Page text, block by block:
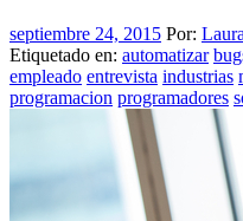
septiembre 24, 2015 Por:
Etiquetado en: automatizar
empleado entrevista industrias
programacion programadores